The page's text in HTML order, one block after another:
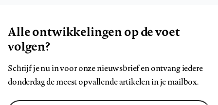
Alle ontwikkelingen op de voet
volgen?
Schrijf je nu in voor onze nieuwsbrief en ontvang iedere
donderdag de meest opvallende artikelen in je mailbox.